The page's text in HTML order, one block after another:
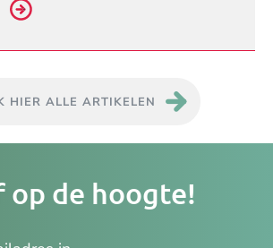
HIER ALLE ARTIKELEN
op de hoogte!